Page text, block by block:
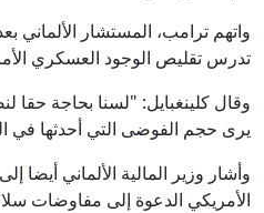
واتهم ترامب، المستشار الألماني
تدرس تقليص الوجود العسكري
وقال كلينغبايل: "لسنا بحاجة حقا
يرى حجم الفوضى التي أحدثها في
وأشار وزير المالية الألماني أيضا
الأمريكي الدعوة إلى مفاوضات